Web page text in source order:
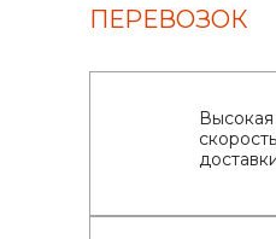
ПЕРЕВОЗОК
Высокая
скорость